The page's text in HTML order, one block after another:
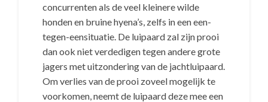
concurrenten als de veel kleinere wilde
honden en bruine hyena’s, zelfs in een een-
tegen-eensituatie. De luipaard zal zijn prooi
dan ook niet verdedigen tegen andere grote
jagers met uitzondering van de jachtluipaard.
Om verlies van de prooi zoveel mogelijk te
voorkomen, neemt de luipaard deze mee een